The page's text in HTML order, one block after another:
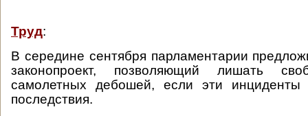
Труд:
В середине сентября парламентарии
законопроект, позволяющий лишать
самолетных дебошей, если эти инциденты
последствия.